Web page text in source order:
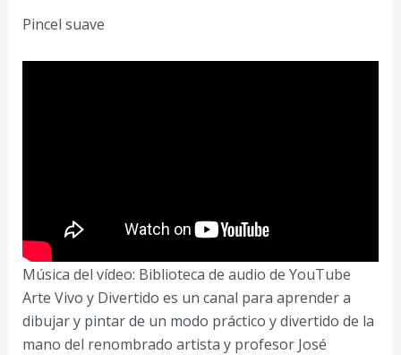
Pincel suave
Música del vídeo: Biblioteca de audio de YouTube
Arte Vivo y Divertido es un canal para aprender a
dibujar y pintar de un modo práctico y divertido de la
mano del renombrado artista y profesor José